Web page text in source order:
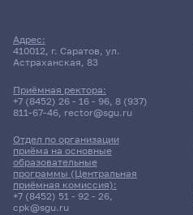
Адрес:
410012, г. Саратов, ул.
Астраханская, 83
Приёмная ректора:
+7 (8452) 26 - 16 - 96, 8 (937)
811-67-46, rector@sgu.ru
Отдел по организации
приёма на основные
образовательные
программы (Центральная
приёмная комиссия):
+7 (8452) 51 - 92 - 26,
cpk@sgu.ru